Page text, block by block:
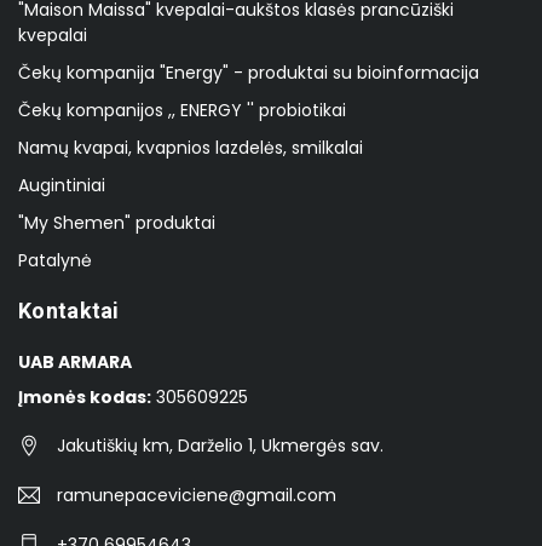
"Maison Maissa" kvepalai-aukštos klasės prancūziški
kvepalai
Čekų kompanija "Energy" - produktai su bioinformacija
Čekų kompanijos ,, ENERGY '' probiotikai
Namų kvapai, kvapnios lazdelės, smilkalai
Augintiniai
"My Shemen" produktai
Patalynė
Kontaktai
UAB ARMARA
Įmonės kodas: 305609225
Jakutiškių km, Darželio 1, Ukmergės sav.
ramunepaceviciene@gmail.com